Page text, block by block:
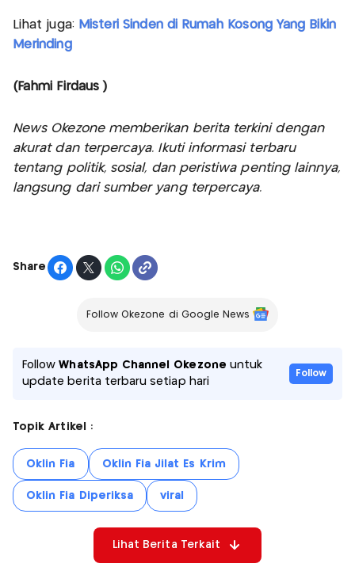
Lihat juga: Misteri Sinden di Rumah Kosong Yang Bikin
Merinding
(Fahmi Firdaus )
News Okezone memberikan berita terkini dengan
akurat dan terpercaya. Ikuti informasi terbaru
tentang politik, sosial, dan peristiwa penting lainnya,
langsung dari sumber yang terpercaya.
Share
Follow Okezone di Google News
FollowWhatsApp Channel Okezone untuk
update berita terbaru setiap hari
Follow
Topik Artikel :
Oklin Fia Oklin Fia Jilat Es Krim
Oklin Fia Diperiksa viral
Lihat Berita Terkait